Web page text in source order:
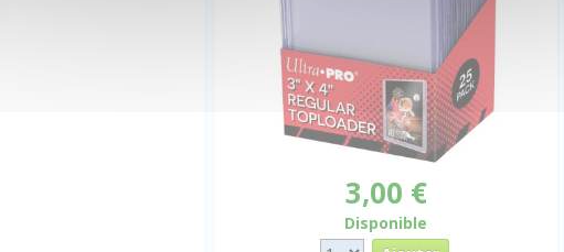
3,00 €
Disponible